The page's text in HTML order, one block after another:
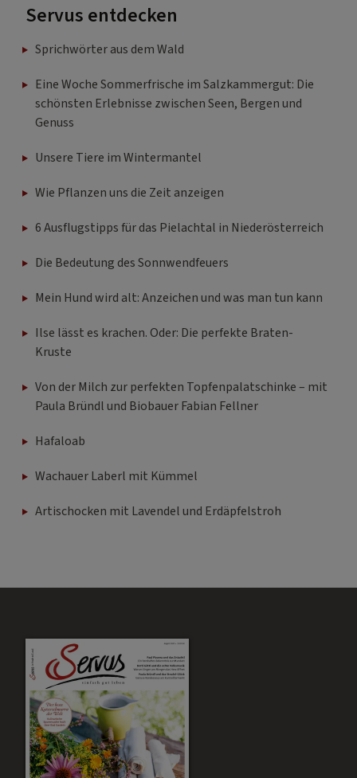
Servus entdecken
Sprichwörter aus dem Wald
Eine Woche Sommerfrische im Salzkammergut: Die
schönsten Erlebnisse zwischen Seen, Bergen und
Genuss
Unsere Tiere im Wintermantel
Wie Pflanzen uns die Zeit anzeigen
6 Ausflugstipps für das Pielachtal in Niederösterreich
Die Bedeutung des Sonnwendfeuers
Mein Hund wird alt: Anzeichen und was man tun kann
Ilse lässt es krachen. Oder: Die perfekte Braten-
Kruste
Von der Milch zur perfekten Topfenpalatschinke – mit
Paula Bründl und Biobauer Fabian Fellner
Hafaloab
Wachauer Laberl mit Kümmel
Artischocken mit Lavendel und Erdäpfelstroh